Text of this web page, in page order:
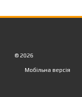
© 2026
Мобільна версія